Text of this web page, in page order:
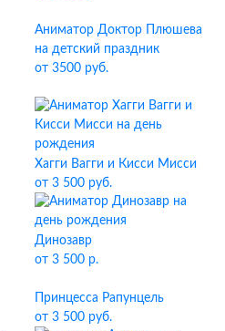
Аниматор Доктор Плюшева
на детский праздник
от 3500 руб.
Хагги Вагги и Кисси Мисси
от 3 500 руб.
Динозавр
от 3 500 р.
Принцесса Рапунцель
от 3 500 руб.